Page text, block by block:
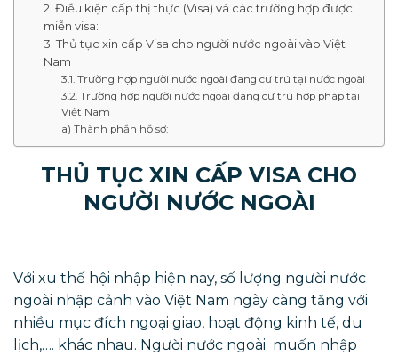
2. Điều kiện cấp thị thực (Visa) và các trường hợp được
miễn visa:
3. Thủ tục xin cấp Visa cho người nước ngoài vào Việt
Nam
3.1. Trường hợp người nước ngoài đang cư trú tại nước ngoài
3.2. Trường hợp người nước ngoài đang cư trú hợp pháp tại
Việt Nam
a) Thành phần hồ sơ:
THỦ TỤC XIN CẤP VISA CHO
NGƯỜI NƯỚC NGOÀI
Với xu thế hội nhập hiện nay, số lượng người nước
ngoài nhập cảnh vào Việt Nam ngày càng tăng với
nhiều mục đích ngoại giao, hoạt động kinh tế, du
lịch,…. khác nhau. Người nước ngoài muốn nhập